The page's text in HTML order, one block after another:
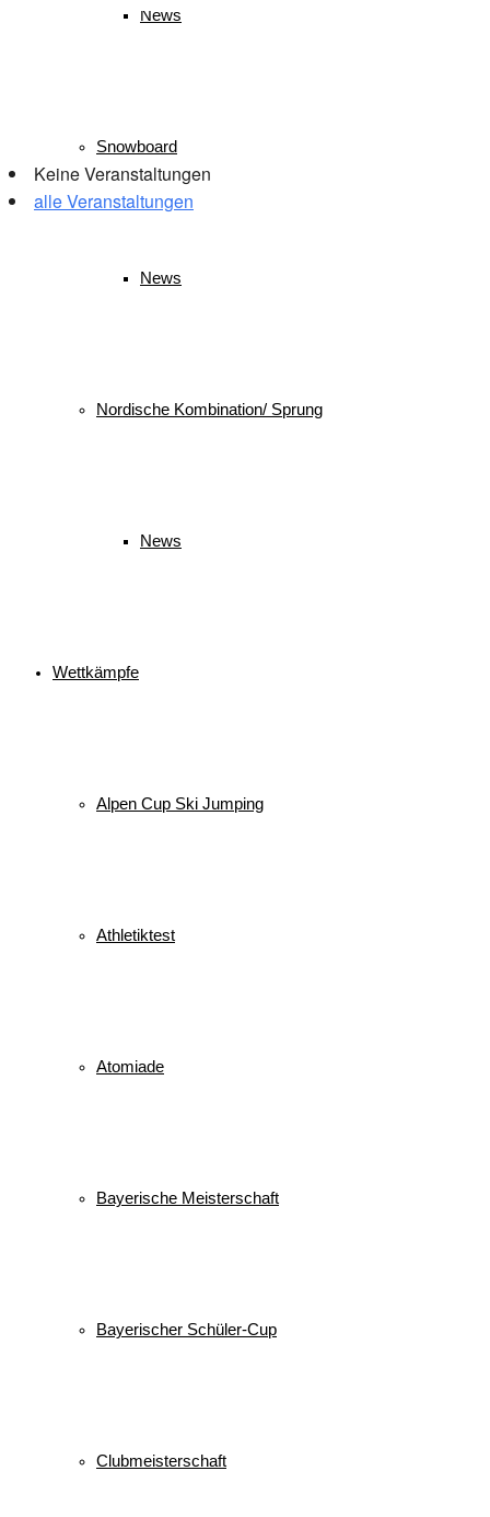
News
Snowboard
News
Nordische Kombination/ Sprung
News
Wettkämpfe
Alpen Cup Ski Jumping
Athletiktest
Atomiade
Bayerische Meisterschaft
Bayerischer Schüler-Cup
Clubmeisterschaft
Keine Veranstaltungen
alle Veranstaltungen